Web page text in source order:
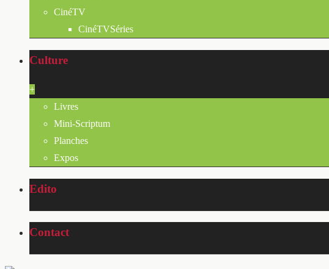
CinéTV
CinéTVSéries
Culture
+
Livres
Mini-Scriptum
Planches
Expos
Edito
Contact